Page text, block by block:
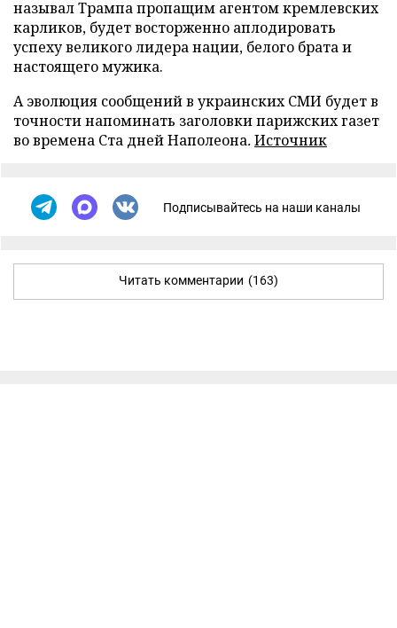
называл Трампа пропащим агентом кремлевских
карликов, будет восторженно аплодировать
успеху великого лидера нации, белого брата и
настоящего мужика.
А эволюция сообщений в украинских СМИ будет в
точности напоминать заголовки парижских газет
во времена Ста дней Наполеона.Источник
Подписывайтесь на наши каналы
Читать комментарии (163)